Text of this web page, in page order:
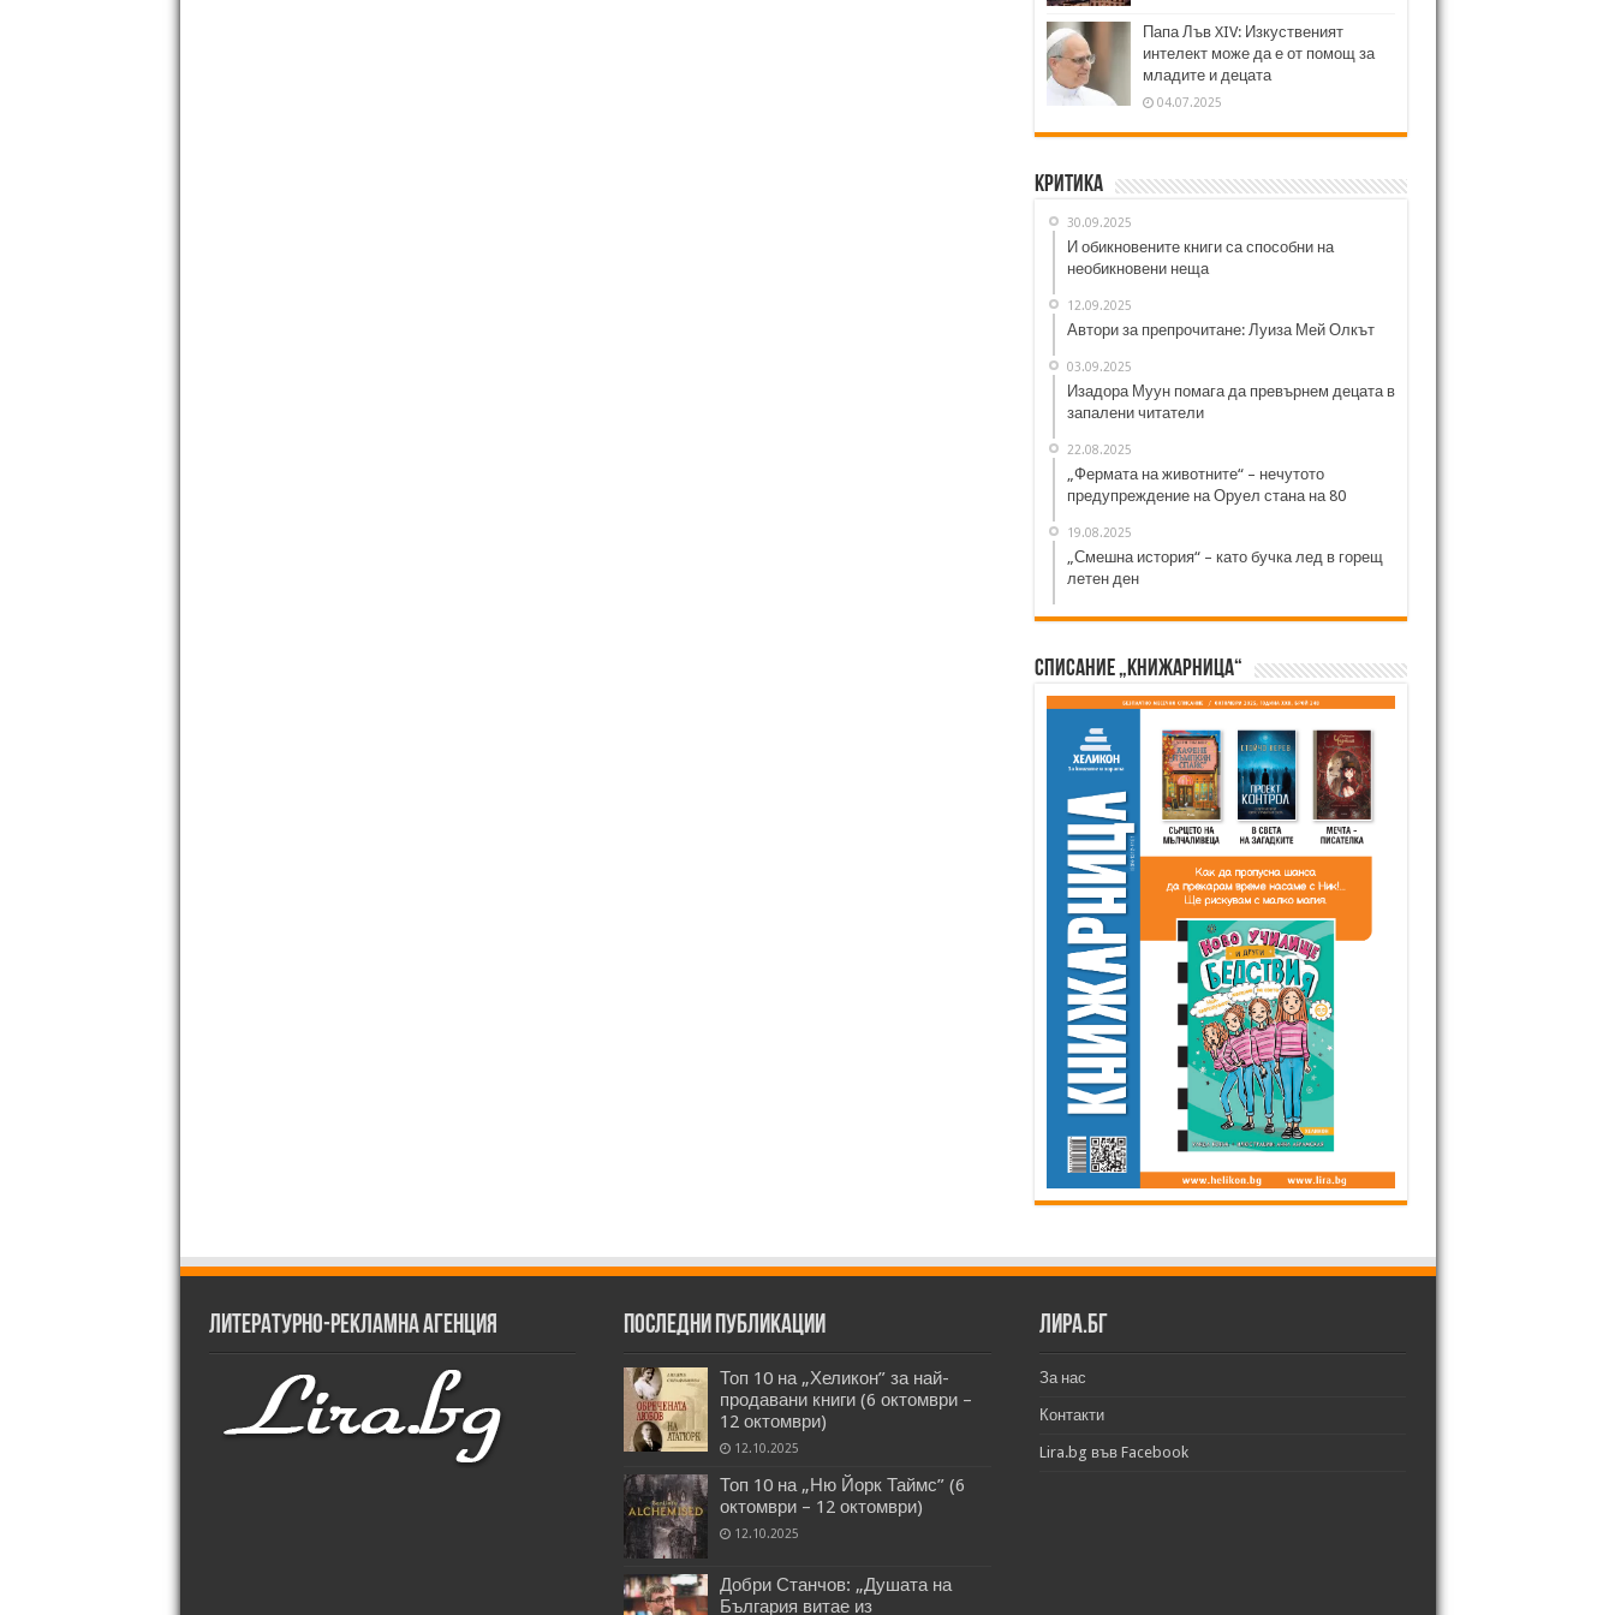
Папа Лъв XIV: Изкуственият
интелект може да е от помощ за
младите и децата
04.07.2025
Критика
30.09.2025
И обикновените книги са способни на
необикновени неща
12.09.2025
Автори за препрочитане: Луиза Мей Олкът
03.09.2025
Изадора Муун помага да превърнем децата в
запалени читатели
22.08.2025
„Фермата на животните“ – нечутото
предупреждение на Оруел стана на 80
19.08.2025
„Смешна история“ – като бучка лед в горещ
летен ден
Списание „Книжарница“
Литературно-рекламна агенция Последни публикации
Топ 10 на „Хеликон” за най-
продавани книги (6 октомври –
12 октомври)
12.10.2025
Топ 10 на „Ню Йорк Таймс” (6
октомври – 12 октомври)
12.10.2025
Добри Станчов: „Душата на
България витае из
Лира.бг
За нас
Контакти
Lira.bg във Facebook